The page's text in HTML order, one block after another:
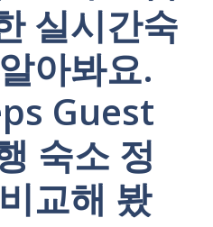
실시간숙
아봐요.
Guest
숙소 정
교해 봤